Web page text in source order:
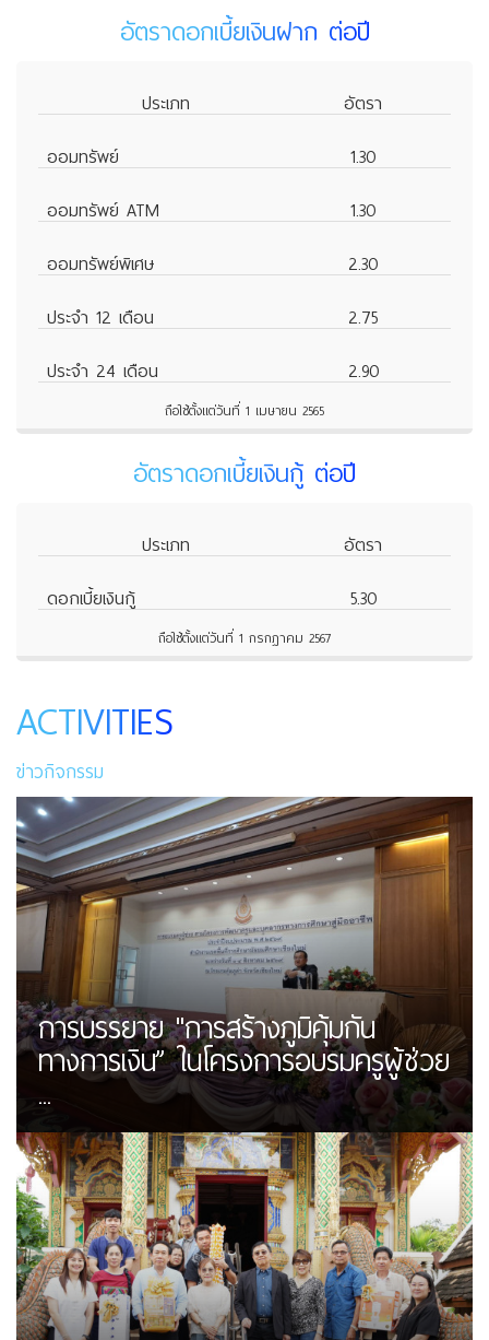
อัตราดอกเบี้ยเงินฝาก ต่อปี
ประเภท
อัตรา
ออมทรัพย์
1.30
ออมทรัพย์ ATM
1.30
ออมทรัพย์พิเศษ
2.30
ประจำ 12 เดือน
2.75
ประจำ 24 เดือน
2.90
ถือใช้ตั้งแต่วันที่ 1 เมษายน 2565
อัตราดอกเบี้ยเงินกู้ ต่อปี
ประเภท
อัตรา
ดอกเบี้ยเงินกู้
5.30
ถือใช้ตั้งแต่วันที่ 1 กรกฎาคม 2567
ACTIVITIES
ข่าวกิจกรรม
การบรรยาย "การสร้างภูมิคุ้มกัน
ทางการเงิน” ในโครงการอบรมครูผู้ช่วย
...